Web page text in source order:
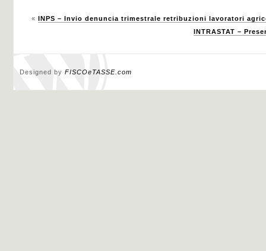
« INPS – Invio denuncia trimestrale retribuzioni lavoratori
INTRASTAT –
Designed by FISCOeTASSE.com